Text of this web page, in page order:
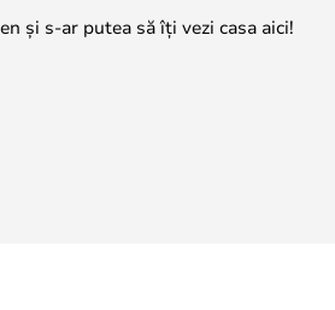
și s-ar putea să îți vezi casa aici!